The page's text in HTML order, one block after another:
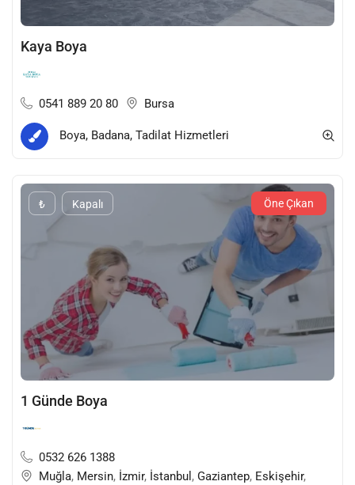
Kaya Boya
0541 889 20 80 Bursa
Boya, Badana, Tadilat Hizmetleri
₺ Kapalı Öne Çıkan
1 Günde Boya
0532 626 1388
Muğla, Mersin, İzmir, İstanbul , Gaziantep, Eskişehir,